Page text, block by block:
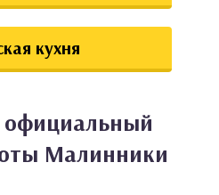
кухня
официальный
Малинники